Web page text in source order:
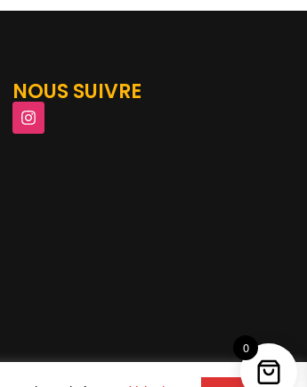
NOUS SUIVRE
0